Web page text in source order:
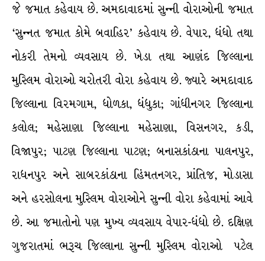
જે જમાત કહેવાય છે. અમદાવાદમાં સુન્ની વોરાઓની જમાત
‘સુન્નત જમાત કોમે બવાહિર’ કહેવાય છે. વેપાર, ધંધો તથા
નોકરી તેમનો વ્યવસાય છે. ખેડા તથા આણંદ જિલ્લાના
મુસ્લિમ વોરાઓ ચરોતરી વોરા કહેવાય છે. જ્યારે અમદાવાદ
જિલ્લાના વિરમગામ, ધોળકા, ધંધુકા; ગાંધીનગર જિલ્લાના
કલોલ; મહેસાણા જિલ્લાના મહેસાણા, વિસનગર, કડી,
વિજાપુર; પાટણ જિલ્લાના પાટણ; બનાસકાંઠાના પાલનપુર,
રાધનપુર અને સાબરકાંઠાના હિંમતનગર, પ્રાંતિજ, મોડાસા
અને હરસોલના મુસ્લિમ વોરાઓને સુન્ની વોરા કહેવામાં આવે
છે. આ જમાતોનો પણ મુખ્ય વ્યવસાય વેપાર-ધંધો છે. દક્ષિણ
ગુજરાતમાં ભરૂચ જિલ્લાના સુન્ની મુસ્લિમ વોરાઓ પટેલ